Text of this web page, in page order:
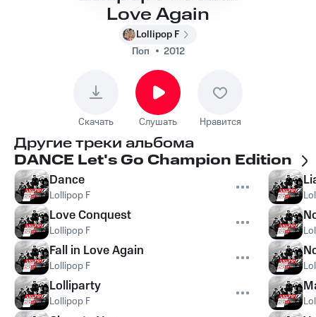
Love Again
Lollipop F
Поп
2012
Скачать Слушать Нравится
Другие треки альбома
DANCE Let's Go Champion Edition
Dance
Lollipop F
Love Conquest
Lollipop F
Fall in Love Again
Lollipop F
Lolliparty
Lollipop F